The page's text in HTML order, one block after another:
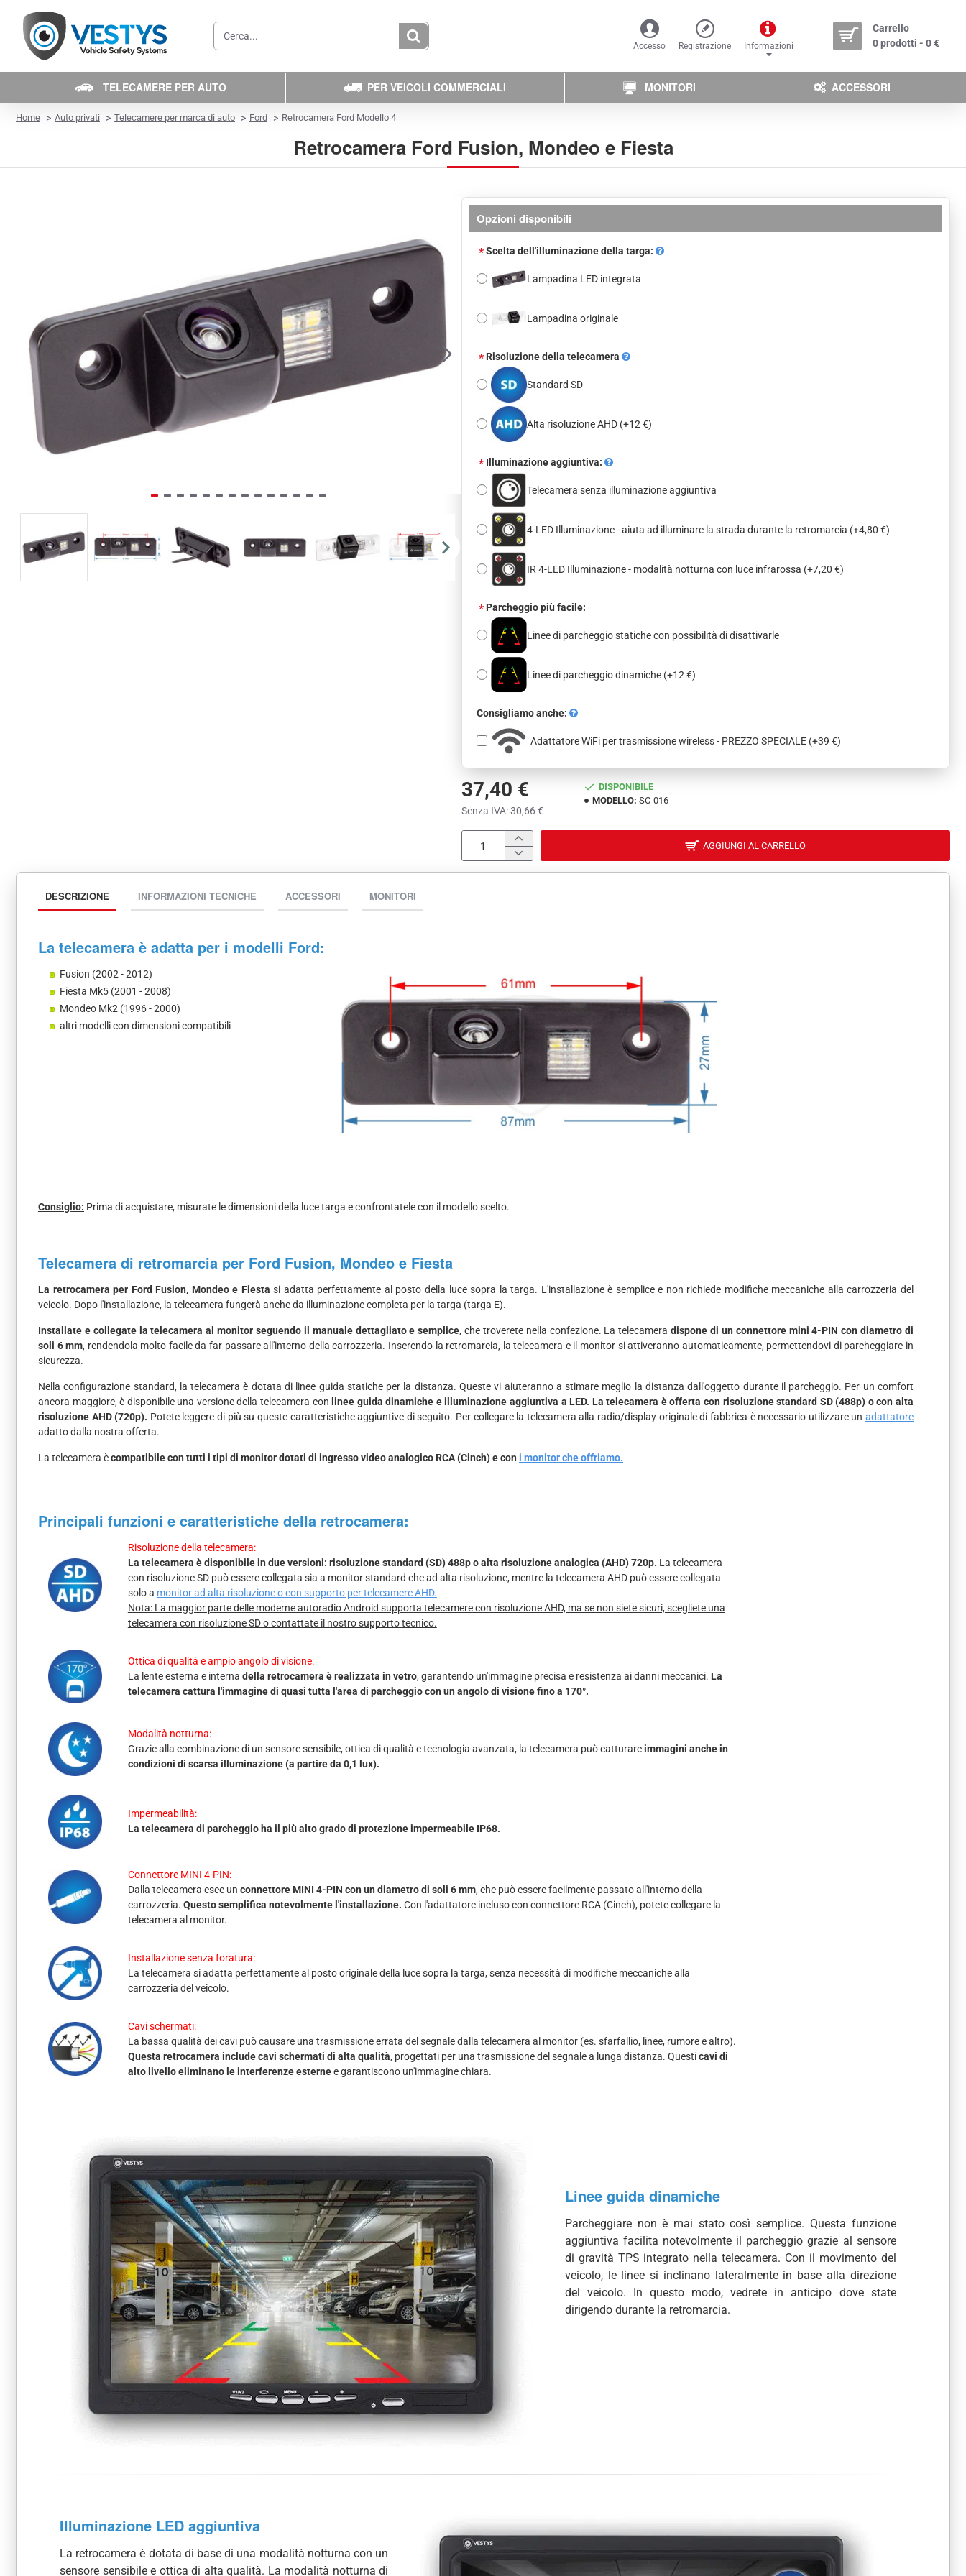
Cerca... Accesso Registrazione Informazioni
Carrello
0 prodotti - 0 €
TELECAMERE PER AUTO PER VEICOLI COMMERCIALI MONITORI ACCESSORI
Retrocamera Ford Fusion, Mondeo e Fiesta
HomehomeAuto privati Telecamere per marca di auto Ford Retrocamera Ford Modello 4
37,40 €
Senza IVA: 30,66 €
DISPONIBILE
MODELLO: SC-016
Opzioni disponibili
Scelta dell'illuminazione della targa:
Lampadina LED integrata
Lampadina originale
Risoluzione della telecamera
Standard SD
Alta risoluzione AHD (+12 €)
Illuminazione aggiuntiva:
Telecamera senza illuminazione aggiuntiva
4-LED Illuminazione - aiuta ad illuminare la strada durante la retromarcia (+4,80 €)
IR 4-LED Illuminazione - modalità notturna con luce infrarossa (+7,20 €)
Parcheggio più facile:
Linee di parcheggio statiche con possibilità di disattivarle
Linee di parcheggio dinamiche (+12 €)
Consigliamo anche:
Adattatore WiFi per trasmissione wireless - PREZZO SPECIALE (+39 €)
AGGIUNGI AL CARRELLO
DESCRIZIONE INFORMAZIONI TECNICHE ACCESSORI MONITORI
La telecamera è adatta per i modelli Ford:
Fusion (2002 - 2012)
Fiesta Mk5 (2001 - 2008)
Mondeo Mk2 (1996 - 2000)
altri modelli con dimensioni compatibili
Consiglio: Prima di acquistare, misurate le dimensioni della luce targa e confrontatele con il modello scelto.
Telecamera di retromarcia per Ford Fusion, Mondeo e Fiesta
La retrocamera per Ford Fusion, Mondeo e Fiesta si adatta perfettamente al posto della luce sopra la targa. L'installazione è semplice e non richiede modifiche meccaniche alla carrozzeria del
veicolo. Dopo l'installazione, la telecamera fungerà anche da illuminazione completa per la targa (targa E).
Installate e collegate la telecamera al monitor seguendo il manuale dettagliato e semplice, che troverete nella confezione. La telecameradispone di un connettore mini 4-PIN con diametro di
soli 6 mm, rendendola molto facile da far passare all'interno della carrozzeria. Inserendo la retromarcia, la telecamera e il monitor si attiveranno automaticamente, permettendovi di parcheggiare in
sicurezza.
Nella configurazione standard, la telecamera è dotata di linee guida statiche per la distanza. Queste vi aiuteranno a stimare meglio la distanza dall'oggetto durante il parcheggio. Per un comfort
ancora maggiore, è disponibile una versione della telecamera con linee guida dinamiche e illuminazione aggiuntiva a LED. La telecamera è offerta con risoluzione standard SD (488p) o con alta
risoluzione AHD (720p). Potete leggere di più su queste caratteristiche aggiuntive di seguito. Per collegare la telecamera alla radio/display originale di fabbrica è necessario utilizzare unadattatore
adatto dalla nostra offerta.
La telecamera ècompatibile con tutti i tipi di monitor dotati di ingresso video analogico RCA (Cinch) e con i monitor che offriamo.
Principali funzioni e caratteristiche della retrocamera:
Risoluzione della telecamera:
La telecamera è disponibile in due versioni: risoluzione standard (SD) 488p o alta risoluzione analogica (AHD) 720p. La telecamera
con risoluzione SD può essere collegata sia a monitor standard che ad alta risoluzione, mentre la telecamera AHD può essere collegata
solo a monitor ad alta risoluzione o con supporto per telecamere AHD.
Nota: La maggior parte delle moderne autoradio Android supporta telecamere con risoluzione AHD, ma se non siete sicuri, scegliete una
telecamera con risoluzione SD o contattate il nostro supporto tecnico.
Ottica di qualità e ampio angolo di visione:
La lente esterna e interna della retrocamera è realizzata in vetro, garantendo un'immagine precisa e resistenza ai danni meccanici. La
telecamera cattura l'immagine di quasi tutta l'area di parcheggio con un angolo di visione fino a 170°.
Modalità notturna:
Grazie alla combinazione di un sensore sensibile, ottica di qualità e tecnologia avanzata, la telecamera può catturareimmagini anche in
condizioni di scarsa illuminazione (a partire da 0,1 lux).
Impermeabilità:
La telecamera di parcheggio ha il più alto grado di protezione impermeabile IP68.
Connettore MINI 4-PIN:
Dalla telecamera esce un connettore MINI 4-PIN con un diametro di soli 6 mm, che può essere facilmente passato all'interno della
carrozzeria. Questo semplifica notevolmente l'installazione. Con l'adattatore incluso con connettore RCA (Cinch), potete collegare la
telecamera al monitor.
Installazione senza foratura:
La telecamera si adatta perfettamente al posto originale della luce sopra la targa, senza necessità di modifiche meccaniche alla
carrozzeria del veicolo.
Cavi schermati:
La bassa qualità dei cavi può causare una trasmissione errata del segnale dalla telecamera al monitor (es. sfarfallio, linee, rumore e altro).
Questa retrocamera include cavi schermati di alta qualità, progettati per una trasmissione del segnale a lunga distanza. Questicavi di
alto livello eliminano le interferenze esternee garantiscono un'immagine chiara.
Linee guida dinamiche
Parcheggiare non è mai stato così semplice. Questa funzione
aggiuntiva facilita notevolmente il parcheggio grazie al sensore
di gravità TPS integrato nella telecamera. Con il movimento del
veicolo, le linee si inclinano lateralmente in base alla direzione
del veicolo. In questo modo, vedrete in anticipo dove state
dirigendo durante la retromarcia.
Illuminazione LED aggiuntiva
La retrocamera è dotata di base di una modalità notturna con un
sensore sensibile e ottica di alta qualità. La modalità notturna di